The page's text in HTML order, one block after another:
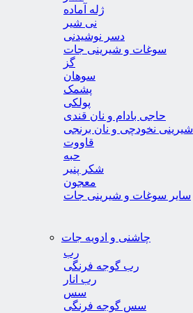
ژله آماده
نی شیر
دسر نوشیدنی
سوغات و شیرینی جات
گز
سوهان
پشمک
پولکی
حاجی بادام و نان قندی
شیرینی نخودچی و نان برنجی
قاووت
حبه
شکر پنیر
معجون
سایر سوغات و شیرینی جات
چاشنی و ادویه جات
رب
رب گوجه فرنگی
رب انار
سس
سس گوجه فرنگی